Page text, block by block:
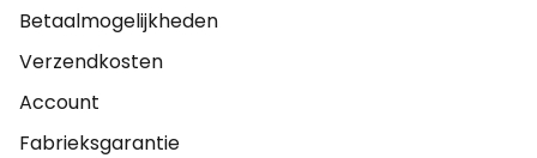
Betaalmogelijkheden
Verzendkosten
Account
Fabrieksgarantie